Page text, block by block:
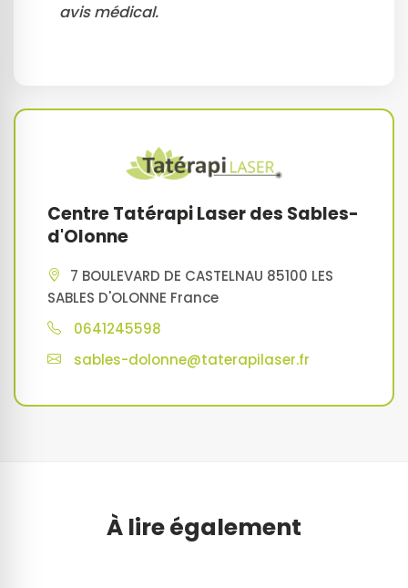
avis médical.
Centre Tatérapi Laser des Sables-
d'Olonne
7 BOULEVARD DE CASTELNAU 85100 LES
SABLES D'OLONNE France
0641245598
sables-dolonne@taterapilaser.fr
À lire également